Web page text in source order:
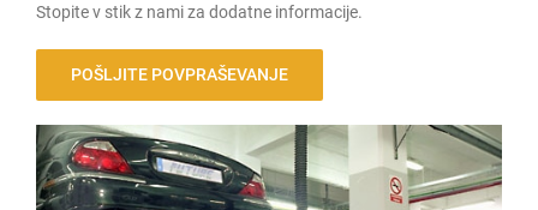
Stopite v stik z nami za dodatne informacije.
POŠLJITE POVPRAŠEVANJE